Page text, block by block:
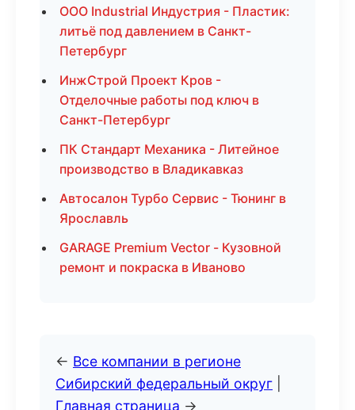
ООО Industrial Индустрия - Пластик:
литьё под давлением в Санкт-
Петербург
ИнжСтрой Проект Кров -
Отделочные работы под ключ в
Санкт-Петербург
ПК Стандарт Механика - Литейное
производство в Владикавказ
Автосалон Турбо Сервис - Тюнинг в
Ярославль
GARAGE Premium Vector - Кузовной
ремонт и покраска в Иваново
← Все компании в регионе
Сибирский федеральный округ
Главная страница →